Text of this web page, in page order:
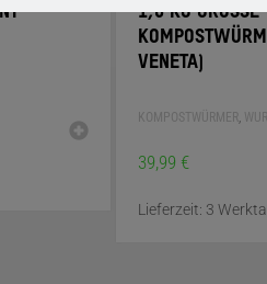
1,0 KG GROSSE K
ENETA)
KOMPOSTWÜRMER
39,99 €
Lieferzeit: 3